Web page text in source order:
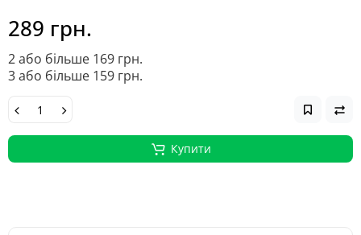
289 грн.
2 або більше 169 грн.
3 або більше 159 грн.
Купити